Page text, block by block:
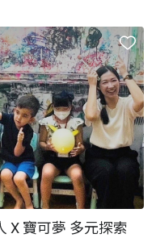
X 寶可夢 多元探索